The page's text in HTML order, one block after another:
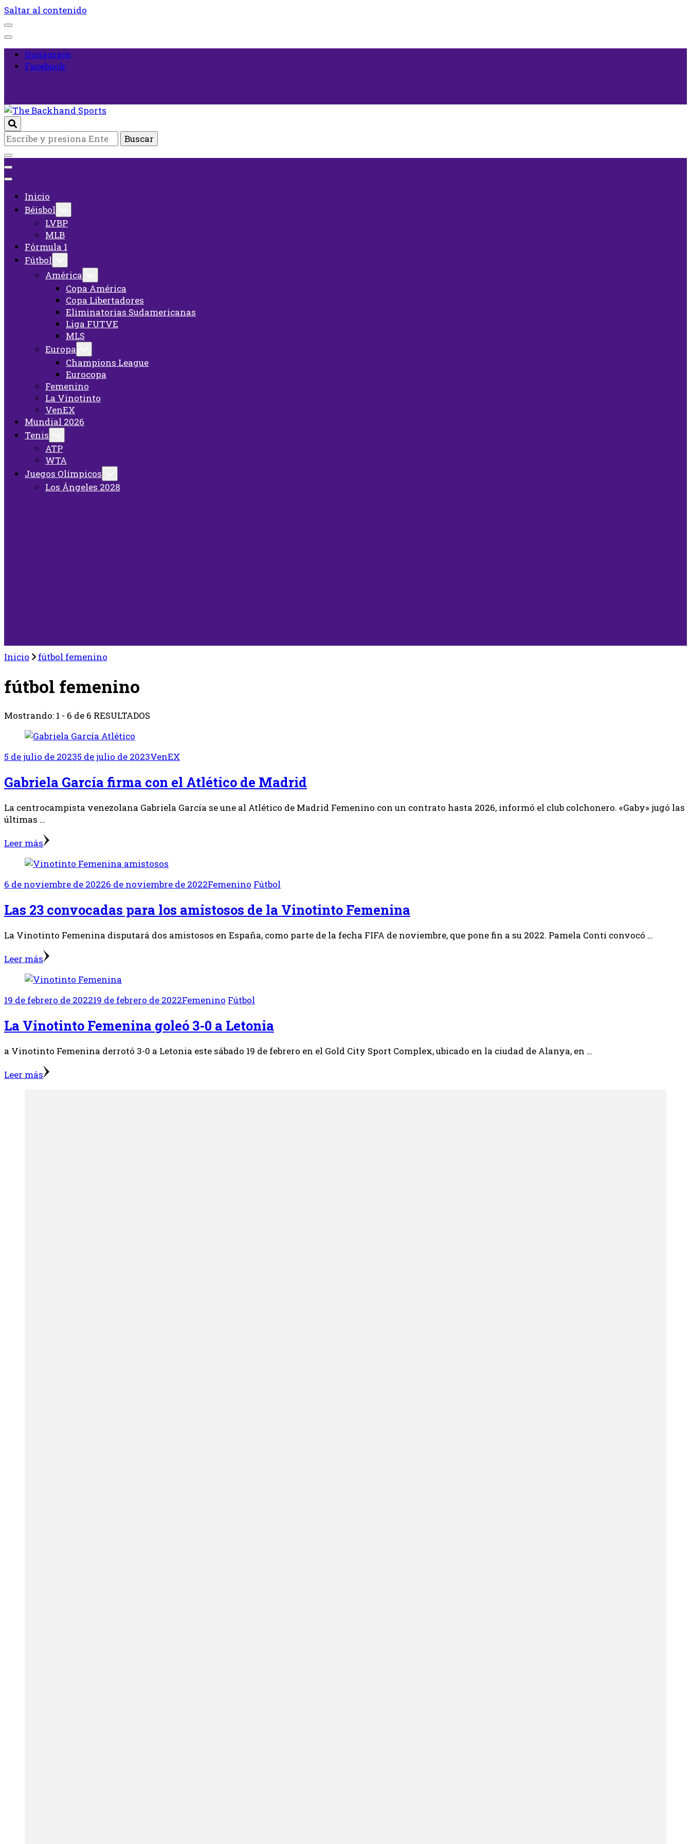
Saltar al contenido
Instagram
Facebook
The Backhand Sports
Inicio
¿Buscas
algo?
Inicio
Béisbol
LVBP
MLB
Fórmula 1
Fútbol
América
Copa América
Copa Libertadores
Eliminatorias Sudamericanas
Liga FUTVE
MLS
Europa
Champions League
Eurocopa
Femenino
La Vinotinto
VenEX
Mundial 2026
Tenis
ATP
WTA
Juegos Olímpicos
Los Ángeles 2028
Inicio fútbol femenino
fútbol femenino
Mostrando: 1 - 6 de 6 RESULTADOS
5 de julio de 20235 de julio de 2023VenEX
Gabriela García firma con el Atlético de Madrid
La centrocampista venezolana Gabriela García se une al Atlético de Madrid Femenino con un contrato hasta 2026, informó el club colchonero. «Gaby» jugó las
últimas …
Leer más
6 de noviembre de 20226 de noviembre de 2022Femenino Fútbol
Las 23 convocadas para los amistosos de la Vinotinto Femenina
La Vinotinto Femenina disputará dos amistosos en España, como parte de la fecha FIFA de noviembre, que pone fin a su 2022. Pamela Conti convocó …
Leer más
19 de febrero de 202219 de febrero de 2022Femenino Fútbol
La Vinotinto Femenina goleó 3-0 a Letonia
a Vinotinto Femenina derrotó 3-0 a Letonia este sábado 19 de febrero en el Gold City Sport Complex, ubicado en la ciudad de Alanya, en …
Leer más